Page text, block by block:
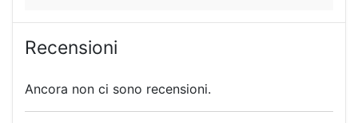
Recensioni
Ancora non ci sono recensioni.